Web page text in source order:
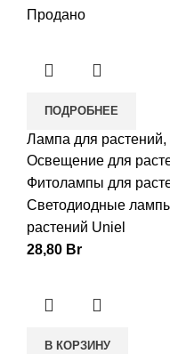
Продано
ПОДРОБНЕЕ
Лампа для растений,
Освещение для
Фитолампы для
Светодиодные
растений Uniel
28,80 Br
В КОРЗИНУ